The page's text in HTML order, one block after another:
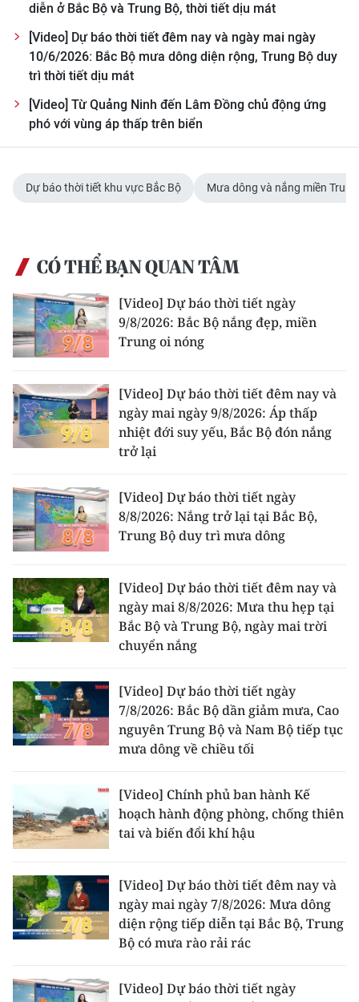
Trung du và miền núi phía Bắc
Đồng bằng sông Hồng
Bắc Trung Bộ
Duyên hải Nam Trung Bộ và Tây
Chuyên trang TP. Hồ Chí Minh
CHUYÊN ĐỀ
CÁC CHUYÊN TRANG
VỀ BÁO NHÂN DÂN
THỜI NAY
NHÂN DÂN CUỐI TUẦN
NHÂN DÂN HẰNG THÁNG
ĐỌC BÁO IN
中文
FRANÇAIS
ESPAÑOL
한국어
diễn ở Bắc Bộ và Trung Bộ, thời tiết dịu mát
[Video] Dự báo thời tiết đêm nay và ngày mai ngày
10/6/2026: Bắc Bộ mưa dông diện rộng, Trung Bộ duy
trì thời tiết dịu mát
[Video] Từ Quảng Ninh đến Lâm Đồng chủ động ứng
phó với vùng áp thấp trên biển
Dự báo thời tiết khu vực Bắc Bộ Mưa dông và nắng miền Trung
CÓ THỂ BẠN QUAN TÂM
[Video] Dự báo thời tiết ngày
9/8/2026: Bắc Bộ nắng đẹp, miền
Trung oi nóng
[Video] Dự báo thời tiết đêm nay và
ngày mai ngày 9/8/2026: Áp thấp
nhiệt đới suy yếu, Bắc Bộ đón nắng
trở lại
[Video] Dự báo thời tiết ngày
8/8/2026: Nắng trở lại tại Bắc Bộ,
Trung Bộ duy trì mưa dông
[Video] Dự báo thời tiết đêm nay và
ngày mai 8/8/2026: Mưa thu hẹp tại
Bắc Bộ và Trung Bộ, ngày mai trời
chuyển nắng
[Video] Dự báo thời tiết ngày
7/8/2026: Bắc Bộ dần giảm mưa, Cao
nguyên Trung Bộ và Nam Bộ tiếp tục
mưa dông về chiều tối
[Video] Chính phủ ban hành Kế
hoạch hành động phòng, chống thiên
tai và biến đổi khí hậu
[Video] Dự báo thời tiết đêm nay và
ngày mai ngày 7/8/2026: Mưa dông
diện rộng tiếp diễn tại Bắc Bộ, Trung
Bộ có mưa rào rải rác
[Video] Dự báo thời tiết ngày